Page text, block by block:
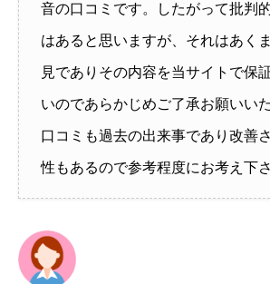
音の口コミです。したがって批判
はあると思いますが、それはあく
見でありその内容を当サイトで保
いのであらかじめご了承お願いい
口コミも過去の出来事であり改善
性もあるので参考程度にお考え下さ